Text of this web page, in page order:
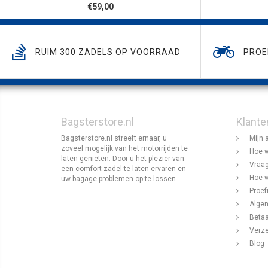
€59,00
RUIM 300 ZADELS OP VOORRAAD
Bagsterstore.nl
Bagsterstore.nl streeft ernaar, u
zoveel mogelijk van het motorrijden te
laten genieten. Door u het plezier van
een comfort zadel te laten ervaren en
uw bagage problemen op te lossen.
Mijn
Hoe
Hoe
Blog